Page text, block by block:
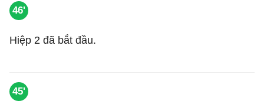
46'
Hiệp 2 đã bắt đầu.
45'